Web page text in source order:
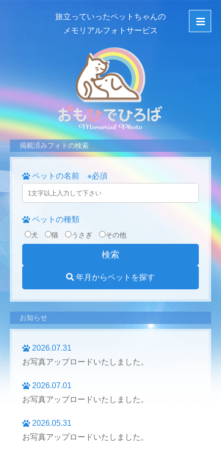
旅立っていったペットちゃんの
メモリアルフォトサービス
掲載済みフォトの検索
ペットの名前 ※必須
ペットの種類
犬 猫 うさぎ その他
年月からペットを探す
お知らせ
2026.07.31
お写真アップロードいたしました。
2026.07.01
お写真アップロードいたしました。
2026.05.31
お写真アップロードいたしました。